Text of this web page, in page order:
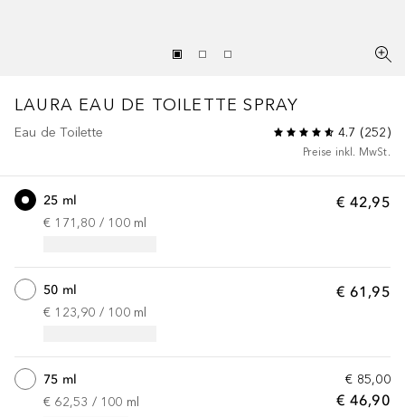
LAURA EAU DE TOILETTE SPRAY
Eau de Toilette 4.7 (252)
Preise inkl. MwSt.
€ 42,95
25 ml
€ 171,80 / 100 ml
€ 61,95
50 ml
€ 123,90 / 100 ml
€ 85,00
€ 46,90
75 ml
€ 62,53 / 100 ml